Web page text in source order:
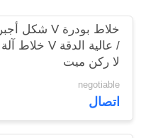
اطلب
اقتباس
خريطة
الموقع
خلاط بودرة V شكل أجبر
/ عالية الدقة V خلاط آلة
لا ركن ميت
negotiable
اتصال